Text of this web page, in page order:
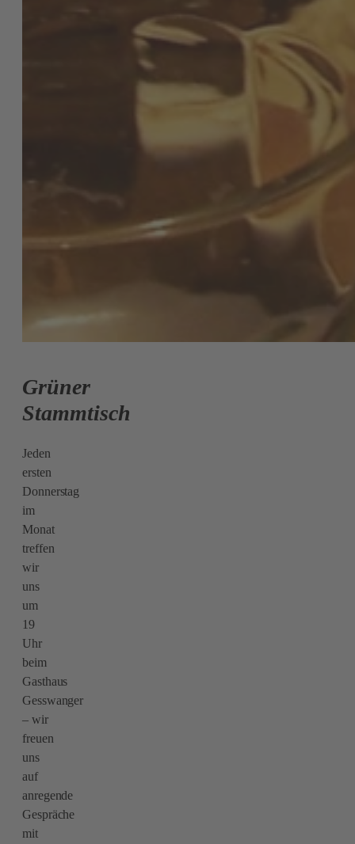
Grüner
Stammtisch
Jeden
ersten
Donnerstag
im
Monat
treffen
wir
uns
um
19
Uhr
beim
Gasthaus
Gesswanger
– wir
freuen
uns
auf
anregende
Gespräche
mit